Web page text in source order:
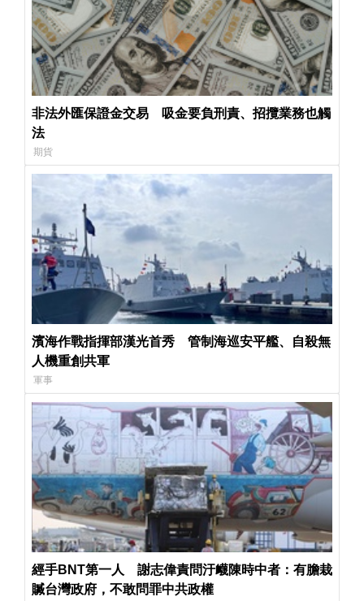
非法外匯保證金交易 吸金要負刑責、招攬業務也觸
法
期貨
濱海作戰指揮部漢光首秀 管制海巡安平艦、自殺無
人機重創共軍
軍事
經手BNT第一人 謝志偉責問汙衊陳時中者：有膽栽
贓台灣政府，不敢問罪中共政權